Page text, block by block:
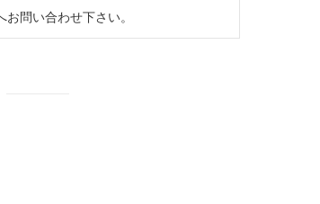
問い合わせ下さい。